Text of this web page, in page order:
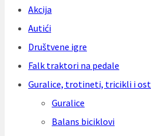
Akcija
Autići
Društvene igre
Falk traktori na pedale
Guralice, trotineti, tricikli i
Guralice
Balans biciklovi